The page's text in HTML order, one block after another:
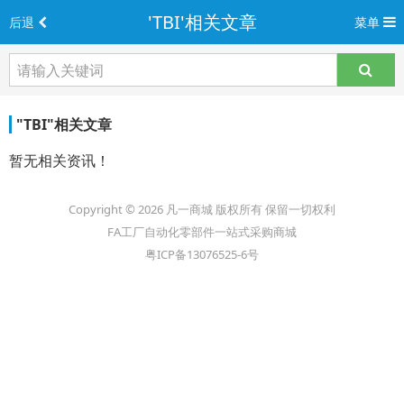
后退 'TBI'相关文章 菜单
"TBI"相关文章
暂无相关资讯！
Copyright © 2026 凡一商城 版权所有 保留一切权利
FA工厂自动化零部件一站式采购商城
粤ICP备13076525-6号